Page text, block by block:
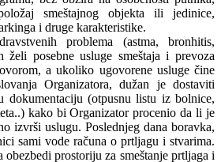
smeštajnog objekta ili jedinice,
i druge karakteristike.
problema (astma, bronhitis,
posebne usluge smeštaja i prevoza
a ukoliko ugovorene usluge čine
Organizatora, dužan je dostaviti
dokumentaciju (otpusnu listu iz bolnice,
kako bi Organizator procenio da li je
izvrši uslugu. Poslednjeg dana boravka,
sami vode računa o prtljagu i stvarima.
prostoriju za smeštanje prtljaga i